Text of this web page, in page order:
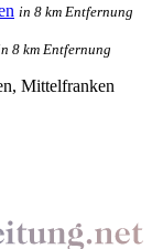
in 8 km Entfernung
8 km Entfernung
Mittelfranken